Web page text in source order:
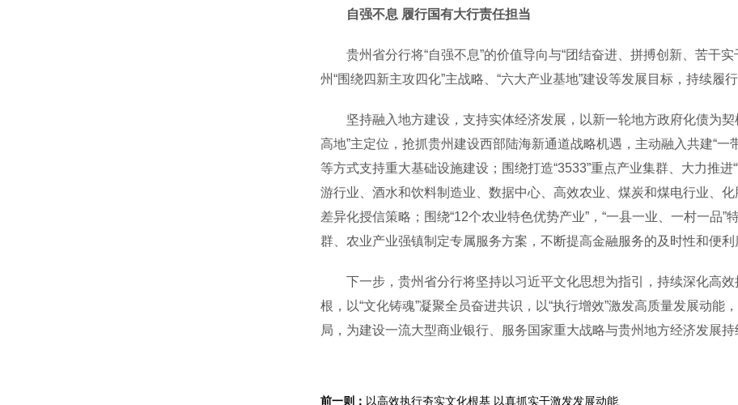
自强不息 履行国有大行责任担当
贵州省分行将“自强不息”的价值导向与“团结奋进、拼搏创新、苦干实
州“围绕四新主攻四化”主战略、“六大产业基地”建设等发展目标，持续履
坚持融入地方建设，支持实体经济发展，以新一轮地方政府化债为契
高地”主定位，抢抓贵州建设西部陆海新通道战略机遇，主动融入共建“一
等方式支持重大基础设施建设；围绕打造“3533”重点产业集群、大力推
游行业、酒水和饮料制造业、数据中心、高效农业、煤炭和煤电行业、
差异化授信策略；围绕“12个农业特色优势产业”，“一县一业、一村一品
群、农业产业强镇制定专属服务方案，不断提高金融服务的及时性和便利
下一步，贵州省分行将坚持以习近平文化思想为指引，持续深化高效
根，以“文化铸魂”凝聚全员奋进共识，以“执行增效”激发高质量发展动能
局，为建设一流大型商业银行、服务国家重大战略与贵州地方经济发展持
以高效执行夯实文化根基 以真抓实干激发发展动能